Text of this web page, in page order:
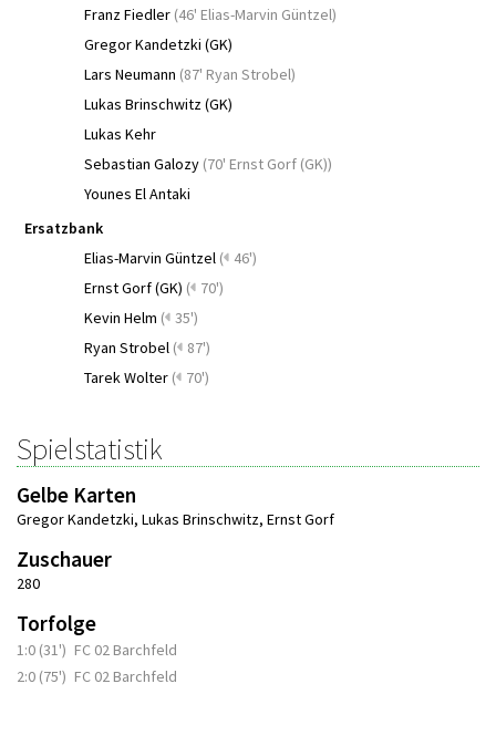
Franz Fiedler (46' Elias-Marvin Güntzel)
Gregor Kandetzki (GK)
Lars Neumann (87' Ryan Strobel)
Lukas Brinschwitz (GK)
Lukas Kehr
Sebastian Galozy (70' Ernst Gorf (GK))
Younes El Antaki
Ersatzbank
Elias-Marvin Güntzel ( 46')
Ernst Gorf (GK) ( 70')
Kevin Helm ( 35')
Ryan Strobel ( 87')
Tarek Wolter ( 70')
Spielstatistik
Gelbe Karten
Gregor Kandetzki, Lukas Brinschwitz, Ernst Gorf
Zuschauer
280
Torfolge
1:0 (31') FC 02 Barchfeld
2:0 (75') FC 02 Barchfeld